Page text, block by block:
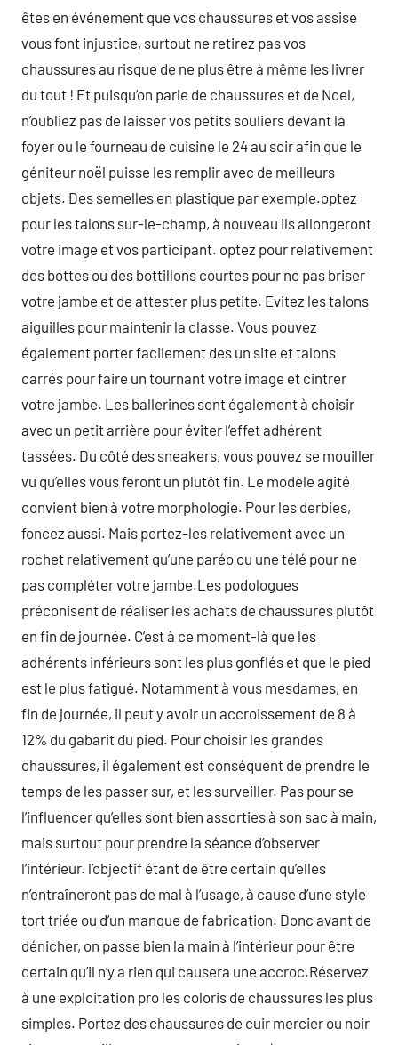
êtes en événement que vos chaussures et vos assise
vous font injustice, surtout ne retirez pas vos
chaussures au risque de ne plus être à même les livrer
du tout ! Et puisqu’on parle de chaussures et de Noel,
n’oubliez pas de laisser vos petits souliers devant la
foyer ou le fourneau de cuisine le 24 au soir afin que le
géniteur noël puisse les remplir avec de meilleurs
objets. Des semelles en plastique par exemple.optez
pour les talons sur-le-champ, à nouveau ils allongeront
votre image et vos participant. optez pour relativement
des bottes ou des bottillons courtes pour ne pas briser
votre jambe et de attester plus petite. Evitez les talons
aiguilles pour maintenir la classe. Vous pouvez
également porter facilement des un site et talons
carrés pour faire un tournant votre image et cintrer
votre jambe. Les ballerines sont également à choisir
avec un petit arrière pour éviter l’effet adhérent
tassées. Du côté des sneakers, vous pouvez se mouiller
vu qu’elles vous feront un plutôt fin. Le modèle agité
convient bien à votre morphologie. Pour les derbies,
foncez aussi. Mais portez-les relativement avec un
rochet relativement qu’une paréo ou une télé pour ne
pas compléter votre jambe.Les podologues
préconisent de réaliser les achats de chaussures plutôt
en fin de journée. C’est à ce moment-là que les
adhérents inférieurs sont les plus gonflés et que le pied
est le plus fatigué. Notamment à vous mesdames, en
fin de journée, il peut y avoir un accroissement de 8 à
12% du gabarit du pied. Pour choisir les grandes
chaussures, il également est conséquent de prendre le
temps de les passer sur, et les surveiller. Pas pour se
l’influencer qu’elles sont bien assorties à son sac à main,
mais surtout pour prendre la séance d’observer
l’intérieur. l’objectif étant de être certain qu’elles
n’entraîneront pas de mal à l’usage, à cause d’une style
tort triée ou d’un manque de fabrication. Donc avant de
dénicher, on passe bien la main à l’intérieur pour être
certain qu’il n’y a rien qui causera une accroc.Réservez
à une exploitation pro les coloris de chaussures les plus
simples. Portez des chaussures de cuir mercier ou noir